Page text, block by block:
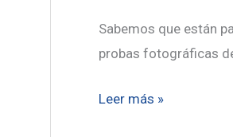
Sabemos que están
probas fotográficas
Máis
Leer más »